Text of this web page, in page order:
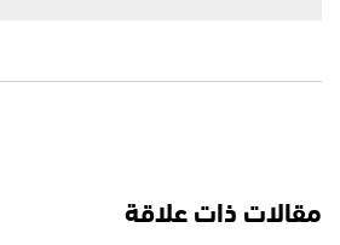
مقالات ذات علاقة